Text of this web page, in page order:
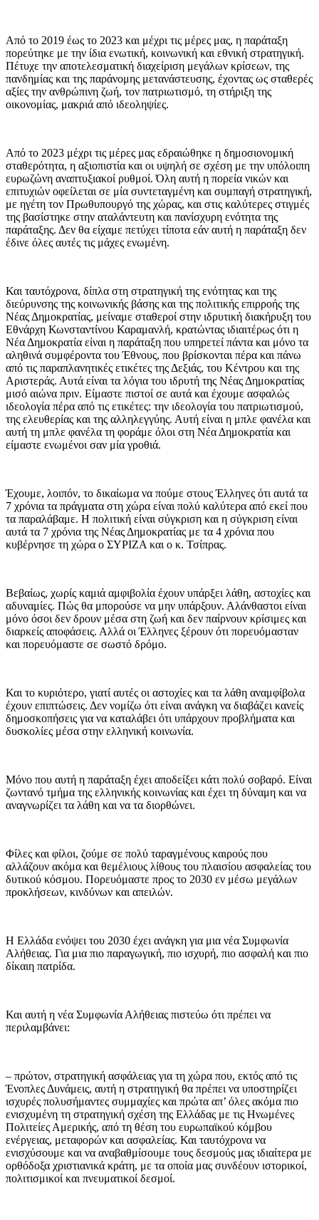
Από το 2019 έως το 2023 και μέχρι τις μέρες μας, η παράταξη
πορεύτηκε με την ίδια ενωτική, κοινωνική και εθνική στρατηγική.
Πέτυχε την αποτελεσματική διαχείριση μεγάλων κρίσεων, της
πανδημίας και της παράνομης μετανάστευσης, έχοντας ως σταθερές
αξίες την ανθρώπινη ζωή, τον πατριωτισμό, τη στήριξη της
οικονομίας, μακριά από ιδεοληψίες.
Από το 2023 μέχρι τις μέρες μας εδραιώθηκε η δημοσιονομική
σταθερότητα, η αξιοπιστία και οι υψηλή σε σχέση με την υπόλοιπη
ευρωζώνη αναπτυξιακοί ρυθμοί. Όλη αυτή η πορεία νικών και
επιτυχιών οφείλεται σε μία συντεταγμένη και συμπαγή στρατηγική,
με ηγέτη τον Πρωθυπουργό της χώρας, και στις καλύτερες στιγμές
της βασίστηκε στην αταλάντευτη και πανίσχυρη ενότητα της
παράταξης. Δεν θα είχαμε πετύχει τίποτα εάν αυτή η παράταξη δεν
έδινε όλες αυτές τις μάχες ενωμένη.
Και ταυτόχρονα, δίπλα στη στρατηγική της ενότητας και της
διεύρυνσης της κοινωνικής βάσης και της πολιτικής επιρροής της
Νέας Δημοκρατίας, μείναμε σταθεροί στην ιδρυτική διακήρυξη του
Εθνάρχη Κωνσταντίνου Καραμανλή, κρατώντας ιδιαιτέρως ότι η
Νέα Δημοκρατία είναι η παράταξη που υπηρετεί πάντα και μόνο τα
αληθινά συμφέροντα του Έθνους, που βρίσκονται πέρα και πάνω
από τις παραπλανητικές ετικέτες της Δεξιάς, του Κέντρου και της
Αριστεράς. Αυτά είναι τα λόγια του ιδρυτή της Νέας Δημοκρατίας
μισό αιώνα πριν. Είμαστε πιστοί σε αυτά και έχουμε ασφαλώς
ιδεολογία πέρα από τις ετικέτες: την ιδεολογία του πατριωτισμού,
της ελευθερίας και της αλληλεγγύης. Αυτή είναι η μπλε φανέλα και
αυτή τη μπλε φανέλα τη φοράμε όλοι στη Νέα Δημοκρατία και
είμαστε ενωμένοι σαν μία γροθιά.
Έχουμε, λοιπόν, το δικαίωμα να πούμε στους Έλληνες ότι αυτά τα
7 χρόνια τα πράγματα στη χώρα είναι πολύ καλύτερα από εκεί που
τα παραλάβαμε. Η πολιτική είναι σύγκριση και η σύγκριση είναι
αυτά τα 7 χρόνια της Νέας Δημοκρατίας με τα 4 χρόνια που
κυβέρνησε τη χώρα ο ΣΥΡΙΖΑ και ο κ. Τσίπρας.
Βεβαίως, χωρίς καμιά αμφιβολία έχουν υπάρξει λάθη, αστοχίες και
αδυναμίες. Πώς θα μπορούσε να μην υπάρξουν. Αλάνθαστοι είναι
μόνο όσοι δεν δρουν μέσα στη ζωή και δεν παίρνουν κρίσιμες και
διαρκείς αποφάσεις. Αλλά οι Έλληνες ξέρουν ότι πορευόμασταν
και πορευόμαστε σε σωστό δρόμο.
Και το κυριότερο, γιατί αυτές οι αστοχίες και τα λάθη αναμφίβολα
έχουν επιπτώσεις. Δεν νομίζω ότι είναι ανάγκη να διαβάζει κανείς
δημοσκοπήσεις για να καταλάβει ότι υπάρχουν προβλήματα και
δυσκολίες μέσα στην ελληνική κοινωνία.
Μόνο που αυτή η παράταξη έχει αποδείξει κάτι πολύ σοβαρό. Είναι
ζωντανό τμήμα της ελληνικής κοινωνίας και έχει τη δύναμη και να
αναγνωρίζει τα λάθη και να τα διορθώνει.
Φίλες και φίλοι, ζούμε σε πολύ ταραγμένους καιρούς που
αλλάζουν ακόμα και θεμέλιους λίθους του πλαισίου ασφαλείας του
δυτικού κόσμου. Πορευόμαστε προς το 2030 εν μέσω μεγάλων
προκλήσεων, κινδύνων και απειλών.
Η Ελλάδα ενόψει του 2030 έχει ανάγκη για μια νέα Συμφωνία
Αλήθειας. Για μια πιο παραγωγική, πιο ισχυρή, πιο ασφαλή και πιο
δίκαιη πατρίδα.
Και αυτή η νέα Συμφωνία Αλήθειας πιστεύω ότι πρέπει να
περιλαμβάνει:
– πρώτον, στρατηγική ασφάλειας για τη χώρα που, εκτός από τις
Ένοπλες Δυνάμεις, αυτή η στρατηγική θα πρέπει να υποστηρίζει
ισχυρές πολυσήμαντες συμμαχίες και πρώτα απ’ όλες ακόμα πιο
ενισχυμένη τη στρατηγική σχέση της Ελλάδας με τις Ηνωμένες
Πολιτείες Αμερικής, από τη θέση του ευρωπαϊκού κόμβου
ενέργειας, μεταφορών και ασφαλείας. Και ταυτόχρονα να
ενισχύσουμε και να αναβαθμίσουμε τους δεσμούς μας ιδιαίτερα με
ορθόδοξα χριστιανικά κράτη, με τα οποία μας συνδέουν ιστορικοί,
πολιτισμικοί και πνευματικοί δεσμοί.